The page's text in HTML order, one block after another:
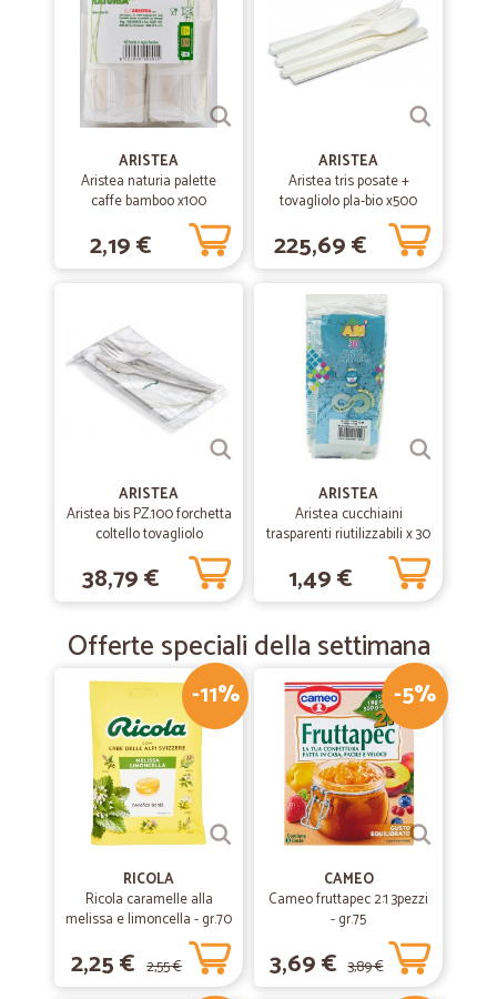
consegna veniva rimandata, per il resto è stato tutto ok, merce
consegnata, confezione integra.
27/05/2020
—Jacopo B.
Qualità ottima, servizio rapido e preciso.
04/03/2020
Francesco B.
TUTTO OK COME SEMPRE TRANNE LA LEVISSIMA FRIZZANTE
COMPLETAMENTE SGASATA
—Gabriella G.
ottimo servizio,puntualità e precisione…
Gabriella Giambenedetti
09/12/2018
— Alessia P.
Ho trovato la panna che non trovavo
Ho trovato la panna che non trovavo, consegna puntuale,sono
veramente soddisfatta.Grazie
ARISTEA
Aristea naturia palette
caffe bamboo x100
2,19 €
ARISTEA
Aristea tris posate +
tovagliolo pla-bio x500
225,69 €
ARISTEA
Aristea bis PZ.100 forchetta
coltello tovagliolo
38,79 €
ARISTEA
Aristea cucchiaini
trasparenti riutilizzabili x 30
1,49 €
Offerte speciali della settimana
-11%
RICOLA
Ricola caramelle alla
melissa e limoncella - gr.70
2,25 € 2,55 €
-5%
CAMEO
Cameo fruttapec 2:1 3pezzi
- gr.75
3,69 € 3,89 €